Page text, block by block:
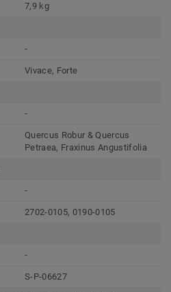
7,9 kg
-
Vivace, Forte
-
Quercus Robur & Quercus
Petraea, Fraxinus Angustifolia
-
2702-0105, 0190-0105
-
S-P-06627